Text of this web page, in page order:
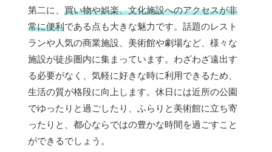
第二に、 買い物や娯楽、文化施設へのアクセスが非
常に便利である点も大きな魅力です。話題のレスト
ランや人気の商業施設、美術館や劇場など、様々な
施設が徒歩圏内に集まっています。わざわざ遠出す
る必要がなく、気軽に好きな時に利用できるため、
生活の質が格段に向上します。休日には近所の公園
でゆったりと過ごしたり、ふらりと美術館に立ち寄
ったりと、都心ならではの豊かな時間を過ごすこと
ができるでしょう。